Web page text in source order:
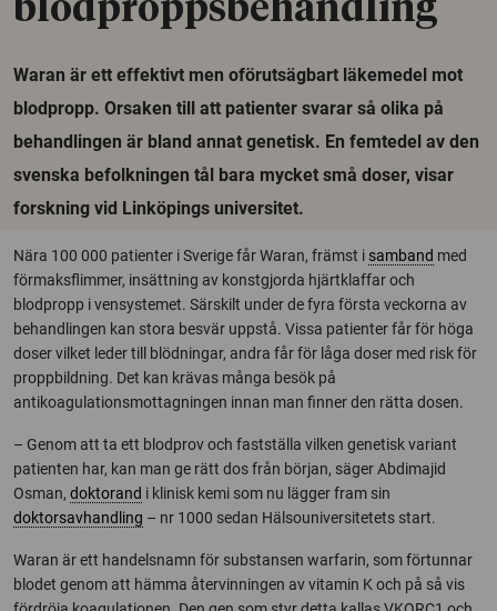
blodproppsbehandling
Waran är ett effektivt men oförutsägbart läkemedel mot
blodpropp. Orsaken till att patienter svarar så olika på
behandlingen är bland annat genetisk. En femtedel av den
svenska befolkningen tål bara mycket små doser, visar
forskning vid Linköpings universitet.
Nära 100 000 patienter i Sverige får Waran, främst i samband med
förmaksflimmer, insättning av konstgjorda hjärtklaffar och
blodpropp i vensystemet. Särskilt under de fyra första veckorna av
behandlingen kan stora besvär uppstå. Vissa patienter får för höga
doser vilket leder till blödningar, andra får för låga doser med risk för
proppbildning. Det kan krävas många besök på
antikoagulationsmottagningen innan man finner den rätta dosen.
– Genom att ta ett blodprov och fastställa vilken genetisk variant
patienten har, kan man ge rätt dos från början, säger Abdimajid
Osman, doktorand i klinisk kemi som nu lägger fram sin
doktorsavhandling – nr 1000 sedan Hälsouniversitetets start.
Waran är ett handelsnamn för substansen warfarin, som förtunnar
blodet genom att hämma återvinningen av vitamin K och på så vis